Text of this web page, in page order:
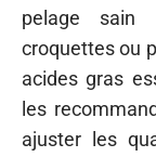
pelage sain
croquettes ou
acides gras
les
ajuster les